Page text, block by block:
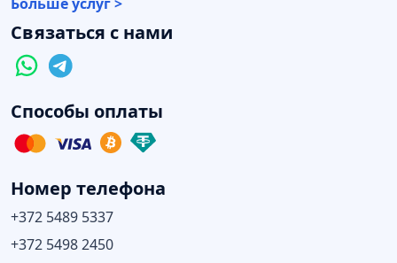
Связаться с нами
Способы оплаты
Номер телефона
+372 5489 5337
+372 5498 2450